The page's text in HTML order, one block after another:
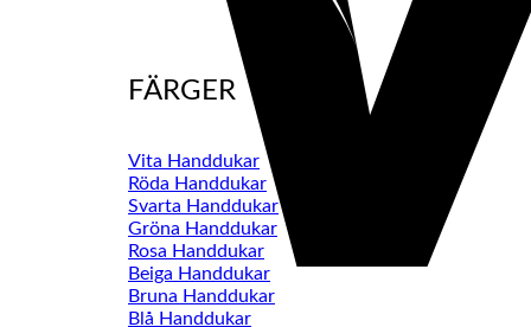
FÄRGER
Vita Handdukar
Röda Handdukar
Svarta Handdukar
Gröna Handdukar
Rosa Handdukar
Beiga Handdukar
Bruna Handdukar
Blå Handdukar